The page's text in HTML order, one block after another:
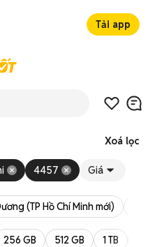
Tải app
Xoá lọc
4457 Giá
(TP Hồ Chí Minh mới)
256 GB 512 GB 1 TB